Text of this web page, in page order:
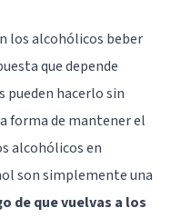
los alcohólicos beber
que depende
pueden hacerlo sin
forma de mantener el
alcohólicos en
son simplemente una
de que vuelvas a los